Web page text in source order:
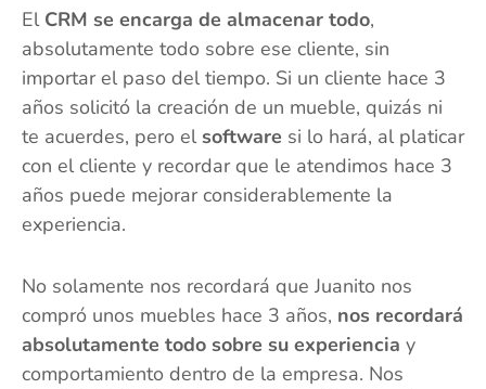
El CRM se encarga de almacenar todo,
absolutamente todo sobre ese cliente, sin
importar el paso del tiempo. Si un cliente hace 3
años solicitó la creación de un mueble, quizás ni
te acuerdes, pero elsoftware si lo hará, al platicar
con el cliente y recordar que le atendimos hace 3
años puede mejorar considerablemente la
experiencia.
No solamente nos recordará que Juanito nos
compró unos muebles hace 3 años, nos recordará
absolutamente todo sobre su experiencia y
comportamiento dentro de la empresa. Nos